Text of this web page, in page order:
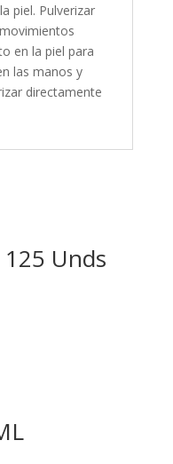
piel. Pulverizar
en la piel para
las manos y
directamente
Unds